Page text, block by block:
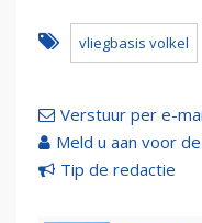
vliegbasis volkel
Verstuur per e-
Meld u aan voor
Tip de redactie